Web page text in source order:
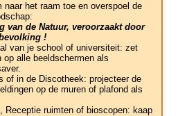
naar het raam toe en overspoel de
van de Natuur, veroorzaakt door
!
van je school of universiteit: zet
op alle beeldschermen als
of in de Discotheek: projecteer de
op de muren of plafond als
Receptie ruimten of bioscopen: kaap